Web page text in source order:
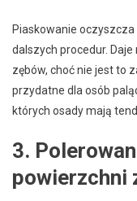
Piaskowanie
dalszych procedur.
zębów, choć nie jest to
przydatne dla osób
których osady mają
3.
powierzchni